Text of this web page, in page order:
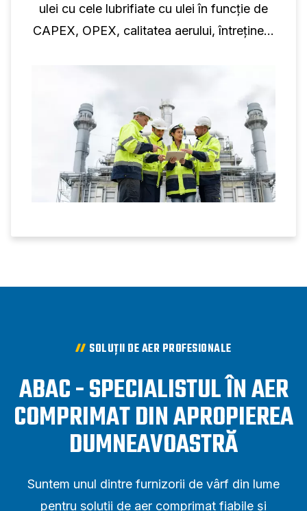
ulei cu cele lubrifiate cu ulei în funcție de
CAPEX, OPEX, calitatea aerului, întreținere
SOLUȚII DE AER PROFESIONALE
ABAC - SPECIALISTUL ÎN AER
COMPRIMAT DIN APROPIEREA
DUMNEAVOASTRĂ
Suntem unul dintre furnizorii de vârf din lume
pentru soluții de aer comprimat fiabile și